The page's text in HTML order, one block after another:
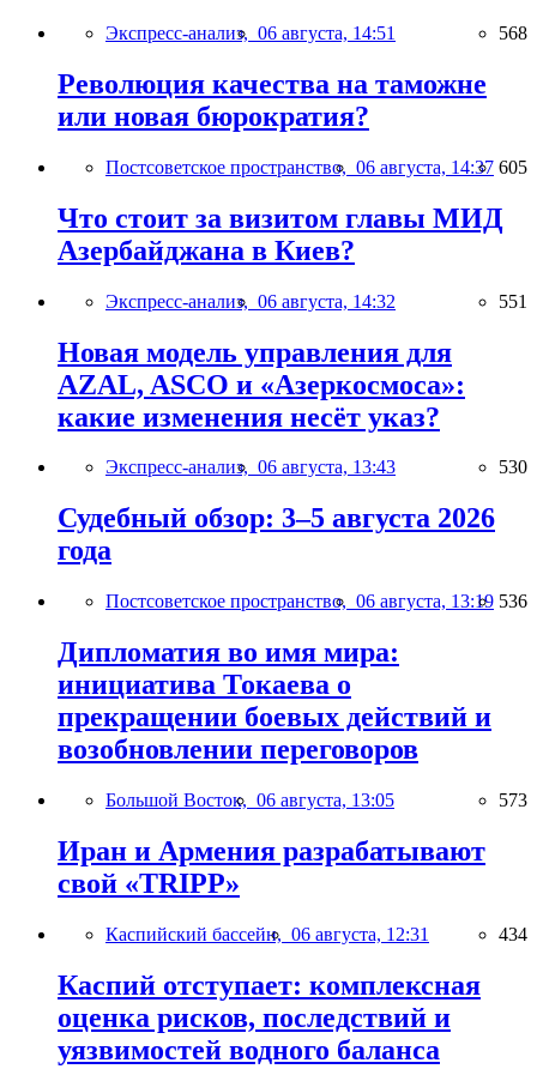
Экспресс-анализ, 06 августа, 14:51 568
Революция качества на таможне
или новая бюрократия?
Постсоветское пространство, 06 августа, 14:37 605
Что стоит за визитом главы МИД
Азербайджана в Киев?
Экспресс-анализ, 06 августа, 14:32 551
Новая модель управления для
AZAL, ASCO и «Азеркосмоса»:
какие изменения несёт указ?
Экспресс-анализ, 06 августа, 13:43 530
Судебный обзор: 3–5 августа 2026
года
Постсоветское пространство, 06 августа, 13:19 536
Дипломатия во имя мира:
инициатива Токаева о
прекращении боевых действий и
возобновлении переговоров
Большой Восток, 06 августа, 13:05 573
Иран и Армения разрабатывают
свой «TRIPP»
Каспийский бассейн, 06 августа, 12:31 434
Каспий отступает: комплексная
оценка рисков, последствий и
уязвимостей водного баланса